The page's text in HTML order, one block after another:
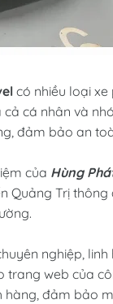
có nhiều loại xe
cá nhân và
đảm bảo an
của Hùng
Quảng Trị
nghiệp,
web của
đảm bảo